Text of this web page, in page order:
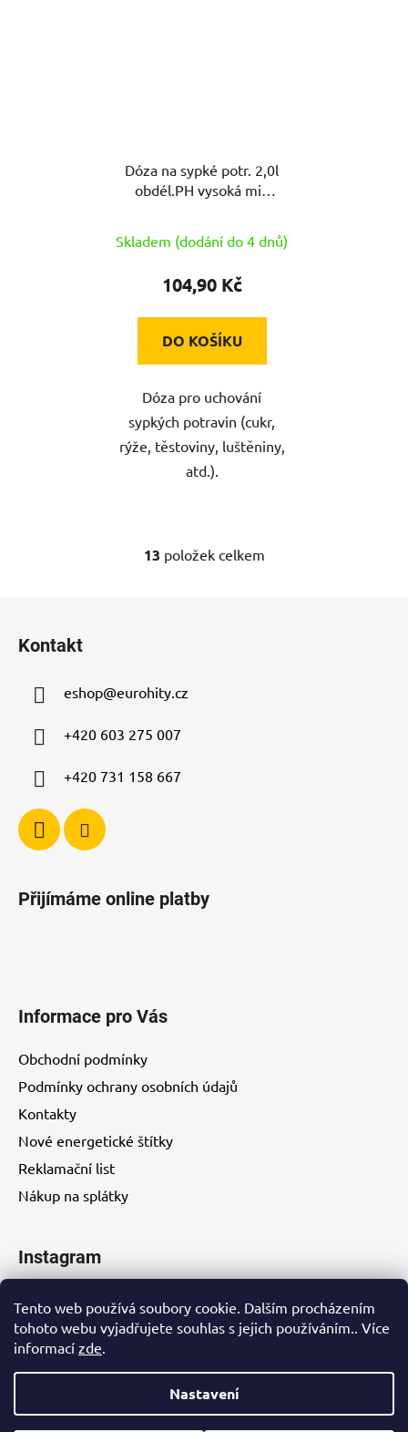
Tento web používá soubory cookie. Dalším procházením
tohoto webu vyjadřujete souhlas s jejich používáním.. Více
informací zde.
Nastavení
Dóza na sypké potr. 2,0l
obdél.PH vysoká mix
Skladem (dodání do 4 dnů)
104,90 Kč
DO KOŠÍKU
Dóza pro uchování
sypkých potravin (cukr,
rýže, těstoviny, luštěniny,
atd.).
O
s
13 položek celkem
Kontakt
eshop@eurohity.cz
+420 603 275 007
+420 731 158 667
Přijímáme online platby
Informace pro Vás
Obchodní podmínky
Podmínky ochrany osobních údajů
Kontakty
Nové energetické štítky
Reklamační list
Nákup na splátky
Instagram